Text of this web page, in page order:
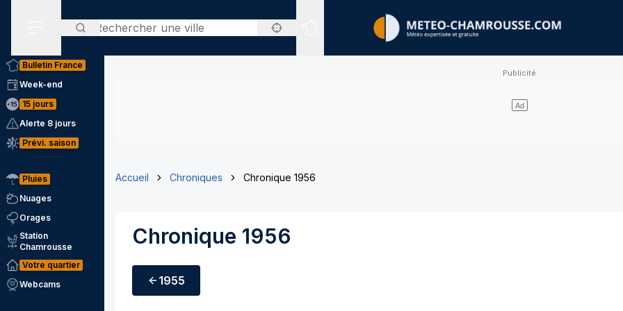
Rechercher
Sites expertisés
Bulletin France
Week-end
15 jours
Alerte 8 jours
Prévi. saison
Pluies
Nuages
Orages
Station
Chamrousse
Votre quartier
Webcams
Accueil Chroniques Chronique 1956
Chronique 1956
1955